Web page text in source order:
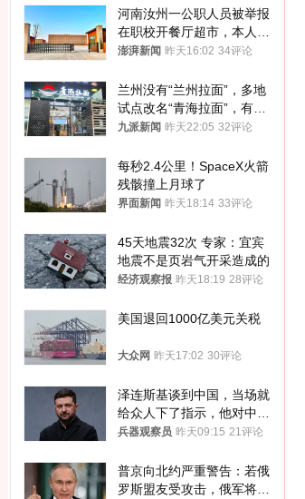
河南汝州一公职人员被举报
在职校开餐厅超市，本人回
应称“是给别人帮忙”
澎湃新闻 昨天16:02 34评论
兰州没有“兰州拉面”，多地
试点改名“青海拉面”，有商
家改名已两年
九派新闻 昨天22:05 32评论
每秒2.4公里！SpaceX火箭
残骸撞上月球了
界面新闻 昨天18:14 33评论
45天地震32次 专家：宜宾
地震不是页岩气开采造成的
经济观察报 昨天18:19 28评论
美国退回1000亿美元关税
大众网 昨天17:02 30评论
泽连斯基谈到中国，当场就
给众人下了指示，他对中国
和中乌关系，显然又有了新
兵器观察员 昨天09:15 21评论
普京向北约严重警告：若俄
罗斯盟友受攻击，俄军将动